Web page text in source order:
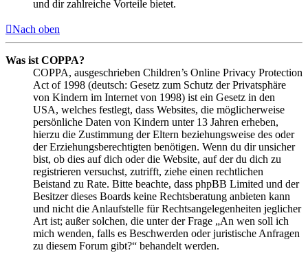
und dir zahlreiche Vorteile bietet.
Nach oben
Was ist COPPA?
COPPA, ausgeschrieben Children’s Online Privacy Protection
Act of 1998 (deutsch: Gesetz zum Schutz der Privatsphäre
von Kindern im Internet von 1998) ist ein Gesetz in den
USA, welches festlegt, dass Websites, die möglicherweise
persönliche Daten von Kindern unter 13 Jahren erheben,
hierzu die Zustimmung der Eltern beziehungsweise des oder
der Erziehungsberechtigten benötigen. Wenn du dir unsicher
bist, ob dies auf dich oder die Website, auf der du dich zu
registrieren versuchst, zutrifft, ziehe einen rechtlichen
Beistand zu Rate. Bitte beachte, dass phpBB Limited und der
Besitzer dieses Boards keine Rechtsberatung anbieten kann
und nicht die Anlaufstelle für Rechtsangelegenheiten jeglicher
Art ist; außer solchen, die unter der Frage „An wen soll ich
mich wenden, falls es Beschwerden oder juristische Anfragen
zu diesem Forum gibt?“ behandelt werden.